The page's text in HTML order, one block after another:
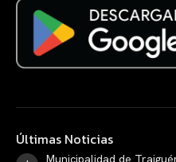
Últimas Noticias
Municipalidad de